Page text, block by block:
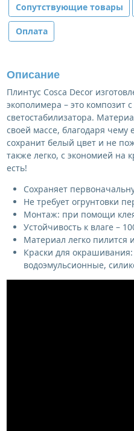
Сопутствующие товары
Оплата
Описание
Плинтус Cosca Decor
экополимера – это композит
светостабилизатора.
своей массе, благодаря
сохранит белый цвет и не
также легко, с экономией на
есть!
Сохраняет
Не требует огрунтовки
Монтаж: при помощи
Устойчивость к влаге –
Материал легко пилится
Краски для
водоэмульсионные,